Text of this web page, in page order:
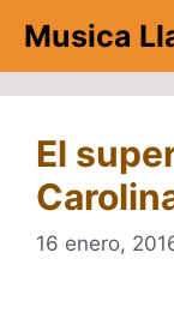
contenido
Musica
El
16 enero,